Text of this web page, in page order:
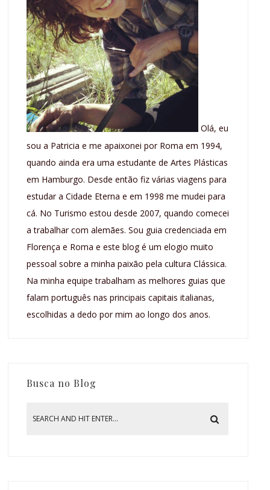
Olá, eu
sou a Patricia e me apaixonei por Roma em 1994,
quando ainda era uma estudante de Artes Plásticas
em Hamburgo. Desde então fiz várias viagens para
estudar a Cidade Eterna e em 1998 me mudei para
cá. No Turismo estou desde 2007, quando comecei
a trabalhar com alemães. Sou guia credenciada em
Florença e Roma e este blog é um elogio muito
pessoal sobre a minha paixão pela cultura Clássica.
Na minha equipe trabalham as melhores guias que
falam português nas principais capitais italianas,
escolhidas a dedo por mim ao longo dos anos.
Busca no Blog